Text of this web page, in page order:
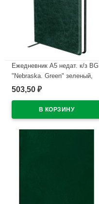
Ежедневник А5 недат. к/з BG
"Nebraska. Green" зеленый,
160л
503,50 ₽